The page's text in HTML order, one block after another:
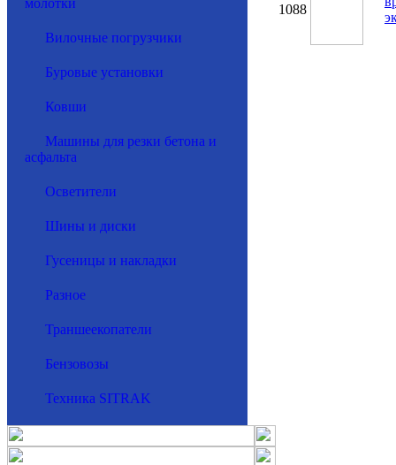
молотки
Вилочные погрузчики
Буровые установки
Ковши
Машины для резки бетона и
асфальта
Осветители
Шины и диски
Гусеницы и накладки
Разное
Траншеекопатели
Бензовозы
Техника SITRAK
1088